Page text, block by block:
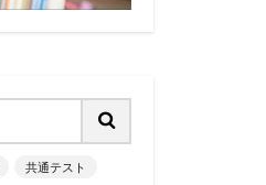
共通テスト